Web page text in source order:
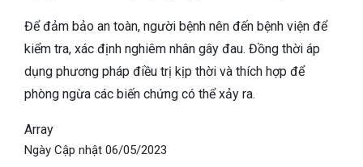
Để đảm bảo an toàn, người bệnh nên đến bệnh viện để
kiểm tra, xác định nghiêm nhân gây đau. Đồng thời áp
dụng phương pháp điều trị kịp thời và thích hợp để
phòng ngừa các biến chứng có thể xảy ra.
Array
Ngày Cập nhật 06/05/2023